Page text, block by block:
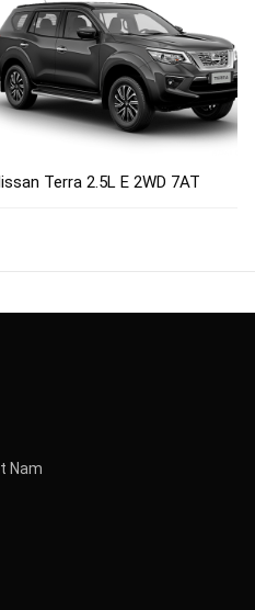
Terra 2.5L E 2WD 7AT
Nam